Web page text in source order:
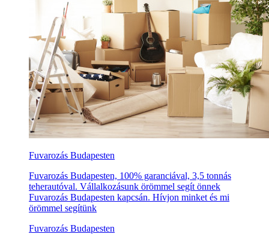
Fuvarozás Budapesten
Fuvarozás Budapesten, 100% garanciával, 3,5 tonnás
teherautóval. Vállalkozásunk örömmel segít önnek
Fuvarozás Budapesten kapcsán. Hívjon minket és mi
örömmel segítünk
Fuvarozás Budapesten